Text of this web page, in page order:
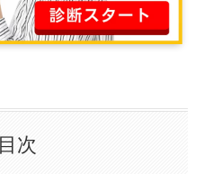
目次